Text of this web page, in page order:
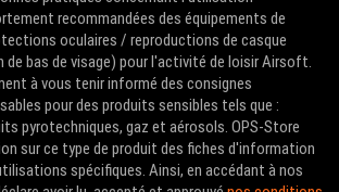
recommandées des équipements de
oculaires / reproductions de casque
bas de visage) pour l'activité de loisir Airsoft.
à vous tenir informé des consignes
pour des produits sensibles tels que :
pyrotechniques, gaz et aérosols. OPS-Store
sur ce type de produit des fiches d'information
spécifiques. Ainsi, en accédant à nos